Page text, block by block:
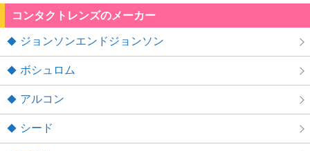
コンタクトレンズのメーカー
ジョンソンエンドジョンソン
ボシュロム
アルコン
シード